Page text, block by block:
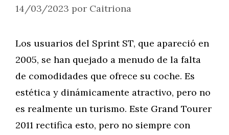
14/03/2023 por Caitriona
Los usuarios del Sprint ST, que apareció en
2005, se han quejado a menudo de la falta
de comodidades que ofrece su coche. Es
estética y dinámicamente atractivo, pero no
es realmente un turismo. Este Grand Tourer
2011 rectifica esto, pero no siempre con